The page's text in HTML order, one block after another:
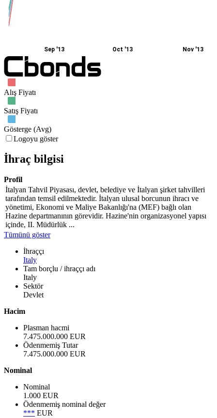
Sep '13 Oct '13 Nov '13
Alış Fiyatı
Satış Fiyatı
Gösterge (Avg)
Logoyu göster
İhraç bilgisi
Profil
İtalyan Tahvil Piyasası, devlet, belediye ve İtalyan şirket tahvilleri
tarafından temsil edilmektedir. İtalyan ulusal borcunun ihracı ve
yönetimi, Ekonomi ve Maliye Bakanlığı'na (MEF) bağlı olan
Hazine departmanının görevidir. Hazine'nin organizasyonel yapısı
içinde, II. Müdürlük ...
Tümünü göster
İhraççı
Italy
Tam borçlu / ihraççı adı
Italy
Sektör
Devlet
Hacim
Plasman hacmi
7.475.000.000 EUR
Ödenmemiş Tutar
7.475.000.000 EUR
Nominal
Nominal
1.000 EUR
Ödenmemiş nominal değer
*** EUR